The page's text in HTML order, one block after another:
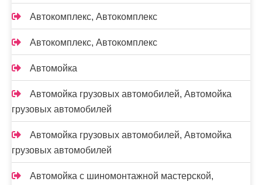
Автокомплекс, Автокомплекс
Автокомплекс, Автокомплекс
Автомойка
Автомойка грузовых автомобилей, Автомойка
грузовых автомобилей
Автомойка грузовых автомобилей, Автомойка
грузовых автомобилей
Автомойка с шиномонтажной мастерской,